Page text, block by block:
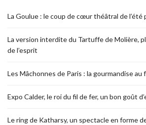
La Goulue : le coup de cœur théâtral de l’été
La version interdite du Tartuffe de Molière,
de l’esprit
Les Mâchonnes de Paris : la gourmandise au
Expo Calder, le roi du fil de fer, un bon goût
Le ring de Katharsy, un spectacle en forme